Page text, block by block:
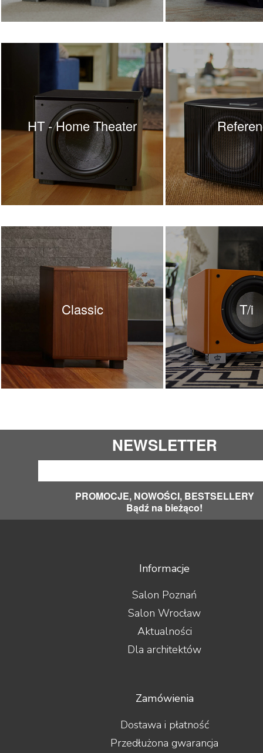
HT - Home Theater
Classic T/i
NEWSLETTER
PROMOCJE, NOWOŚCI, BESTSELLERY
Bądź na bieżąco!
Informacje
Salon Poznań
Salon Wrocław
Aktualności
Dla architektów
Zamówienia
Dostawa i płatność
Przedłużona gwarancja